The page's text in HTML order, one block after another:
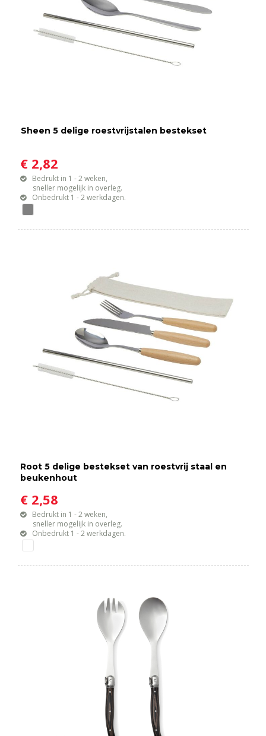
Sheen 5 delige roestvrijstalen bestekset
€ 2,82
Bedrukt in 1 - 2 weken,
sneller mogelijk in overleg.
Onbedrukt 1 - 2 werkdagen.
Root 5 delige bestekset van roestvrij staal en
beukenhout
€ 2,58
Bedrukt in 1 - 2 weken,
sneller mogelijk in overleg.
Onbedrukt 1 - 2 werkdagen.